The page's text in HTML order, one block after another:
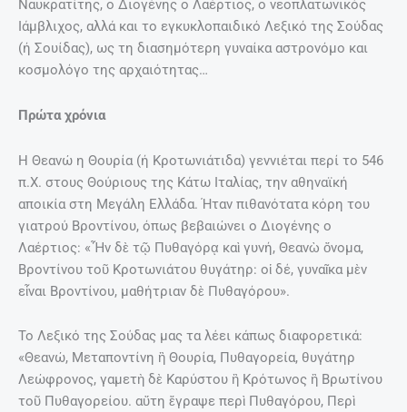
Ναυκρατίτης, ο Διογένης ο Λαέρτιος, ο νεοπλατωνικός
Ιάμβλιχος, αλλά και το εγκυκλοπαιδικό Λεξικό της Σούδας
(ή Σουίδας), ως τη διασημότερη γυναίκα αστρονόμο και
κοσμολόγο της αρχαιότητας…
Πρώτα χρόνια
Η Θεανώ η Θουρία (ή Κροτωνιάτιδα) γεννιέται περί το 546
π.Χ. στους Θούριους της Κάτω Ιταλίας, την αθηναϊκή
αποικία στη Μεγάλη Ελλάδα. Ήταν πιθανότατα κόρη του
γιατρού Βροντίνου, όπως βεβαιώνει ο Διογένης ο
Λαέρτιος: «Ἦν δὲ τῷ Πυθαγόρᾳ καὶ γυνή, Θεανὼ ὄνομα,
Βροντίνου τοῦ Κροτωνιάτου θυγάτηρ: οἱ δέ, γυναῖκα μὲν
εἶναι Βροντίνου, μαθήτριαν δὲ Πυθαγόρου».
Το Λεξικό της Σούδας μας τα λέει κάπως διαφορετικά:
«Θεανώ, Μεταποντίνη ἢ Θουρία, Πυθαγορεία, θυγάτηρ
Λεώφρονος, γαμετὴ δὲ Καρύστου ἢ Κρότωνος ἢ Βρωτίνου
τοῦ Πυθαγορείου. αὕτη ἔγραψε περὶ Πυθαγόρου, Περὶ